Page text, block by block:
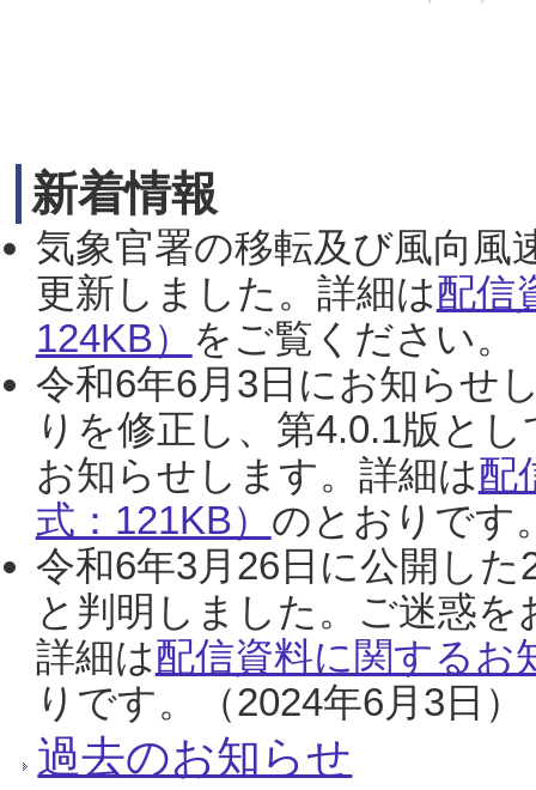
新着情報
気象官署の移転及び風向風
更新しました。詳細は配信
124KB） をご覧ください。
令和6年6月3日にお知らせ
りを修正し、第4.0.1版と
お知らせします。詳細は配
式：121KB） のとおりです
令和6年3月26日に公開し
と判明しました。ご迷惑
詳細は配信資料に関するお
りです。（2024年6月3日）
過去のお知らせ